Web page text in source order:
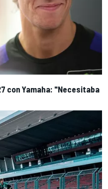
con Yamaha: "Necesitaba